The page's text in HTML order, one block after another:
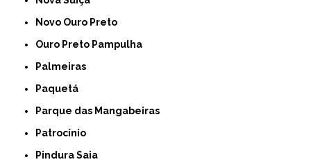
Novo Ouro Preto
Ouro Preto Pampulha
Palmeiras
Paquetá
Parque das Mangabeiras
Patrocínio
Pindura Saia